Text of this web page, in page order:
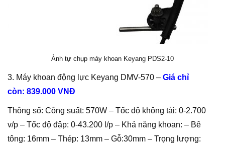
Ảnh tự chụp máy khoan Keyang PDS2-10
3. Máy khoan động lực Keyang DMV-570 – Giá chỉ
còn: 839.000 VNĐ
Thông số: Công suất: 570W – Tốc độ không tải: 0-2.700
v/p – Tốc độ đập: 0-43.200 l/p – Khả năng khoan: – Bê
tông: 16mm – Thép: 13mm – Gỗ:30mm – Trọng lượng: